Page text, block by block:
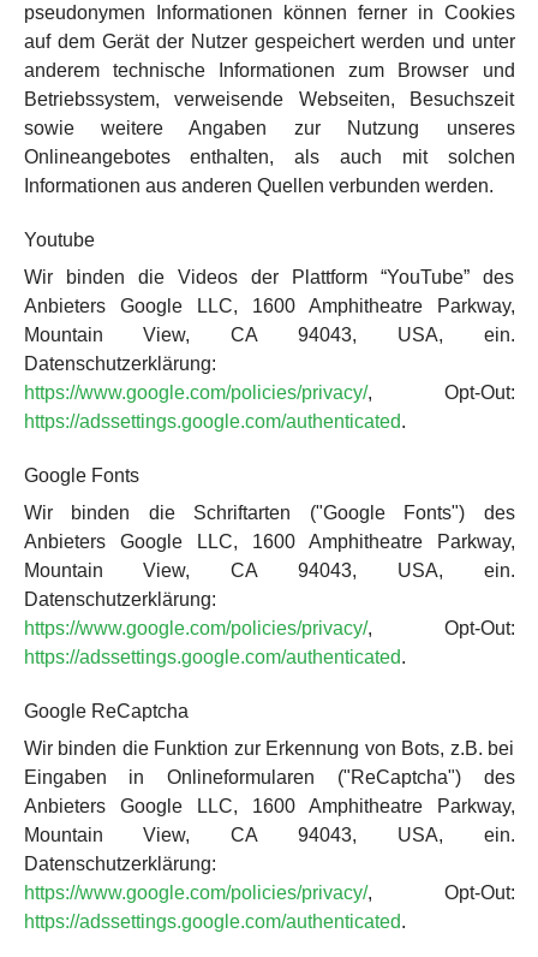
pseudonymen Informationen können ferner in Cookies
auf dem Gerät der Nutzer gespeichert werden und unter
anderem technische Informationen zum Browser und
Betriebssystem, verweisende Webseiten, Besuchszeit
sowie weitere Angaben zur Nutzung unseres
Onlineangebotes enthalten, als auch mit solchen
Informationen aus anderen Quellen verbunden werden.
Youtube
Wir binden die Videos der Plattform “YouTube” des
Anbieters Google LLC, 1600 Amphitheatre Parkway,
Mountain View, CA 94043, USA, ein.
Datenschutzerklärung:
https://www.google.com/policies/privacy/, Opt-Out:
https://adssettings.google.com/authenticated.
Google Fonts
Wir binden die Schriftarten ("Google Fonts") des
Anbieters Google LLC, 1600 Amphitheatre Parkway,
Mountain View, CA 94043, USA, ein.
Datenschutzerklärung:
https://www.google.com/policies/privacy/, Opt-Out:
https://adssettings.google.com/authenticated.
Google ReCaptcha
Wir binden die Funktion zur Erkennung von Bots, z.B. bei
Eingaben in Onlineformularen ("ReCaptcha") des
Anbieters Google LLC, 1600 Amphitheatre Parkway,
Mountain View, CA 94043, USA, ein.
Datenschutzerklärung:
https://www.google.com/policies/privacy/, Opt-Out:
https://adssettings.google.com/authenticated.